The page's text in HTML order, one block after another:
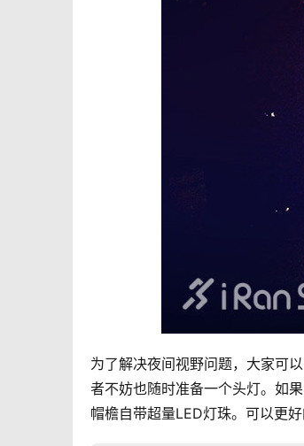
为了解决夜间视野问题，大家可
者不妨也随时准备一个头灯。如
帽檐自带超量LED灯珠。可以更